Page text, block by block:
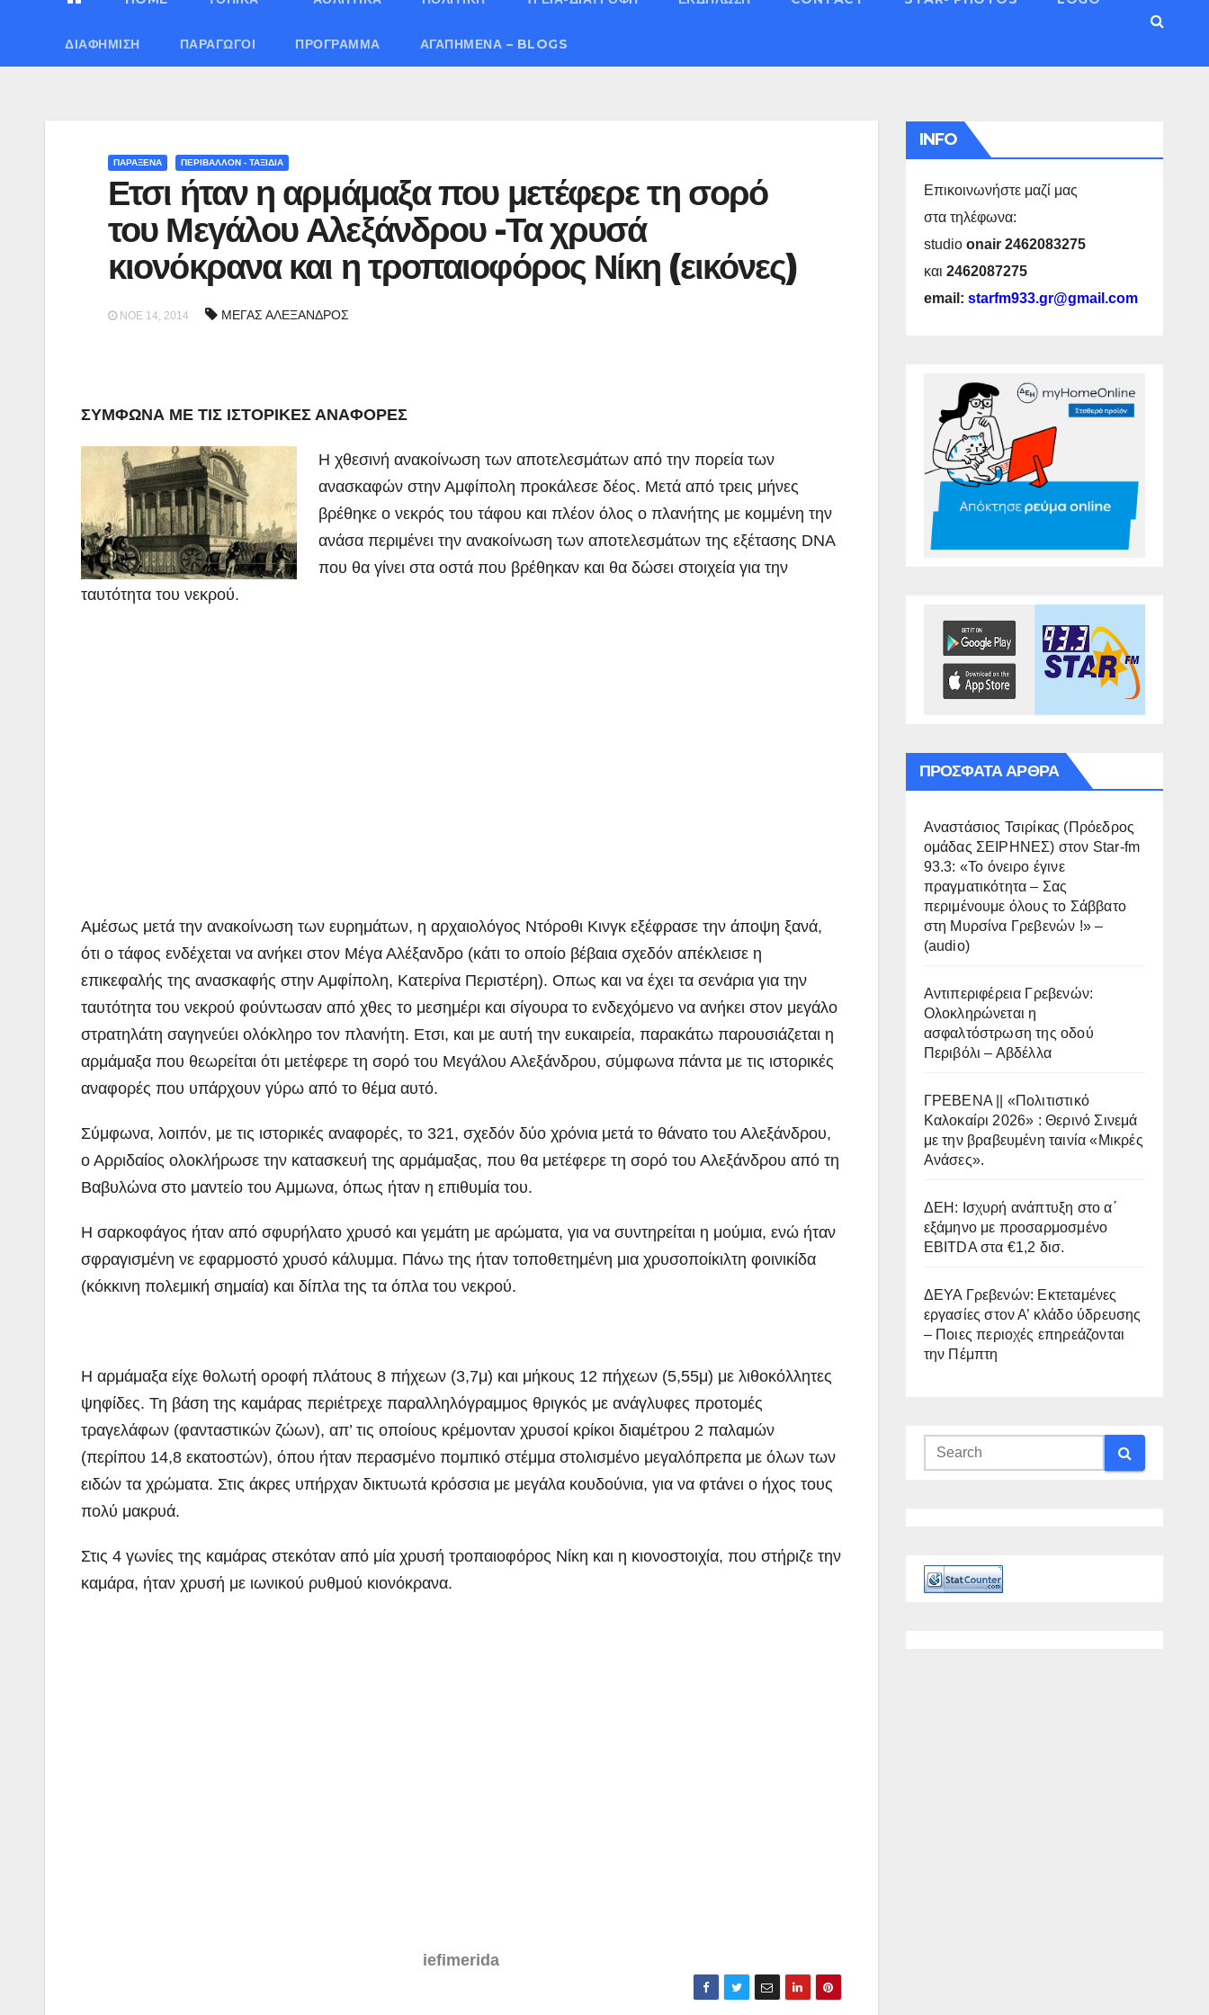
ΔΙΑΦΉΜΙΣΗ ΠΑΡΑΓΩΓΟΊ ΠΡΌΓΡΑΜΜΑ ΑΓΑΠΗΜΈΝΑ – BLOGS
ΠΑΡΑΞΕΝΑ ΠΕΡΙΒΑΛΛΟΝ - ΤΑΞΙΔΙΑ
Ετσι ήταν η αρμάμαξα που μετέφερε τη σορό
του Μεγάλου Αλεξάνδρου -Τα χρυσά
κιονόκρανα και η τροπαιοφόρος Νίκη (εικόνες)
ΝΟΈ 14, 2014 ΜΕΓΑΣ ΑΛΕΞΑΝΔΡΟΣ
ΣΥΜΦΩΝΑ ΜΕ ΤΙΣ ΙΣΤΟΡΙΚΕΣ ΑΝΑΦΟΡΕΣ
Η χθεσινή ανακοίνωση των αποτελεσμάτων από την πορεία των
ανασκαφών στην Αμφίπολη προκάλεσε δέος. Μετά από τρεις μήνες
βρέθηκε ο νεκρός του τάφου και πλέον όλος ο πλανήτης με κομμένη την
ανάσα περιμένει την ανακοίνωση των αποτελεσμάτων της εξέτασης DNA
που θα γίνει στα οστά που βρέθηκαν και θα δώσει στοιχεία για την
ταυτότητα του νεκρού.
Αμέσως μετά την ανακοίνωση των ευρημάτων, η αρχαιολόγος Ντόροθι Κινγκ εξέφρασε την άποψη ξανά,
ότι ο τάφος ενδέχεται να ανήκει στον Μέγα Αλέξανδρο (κάτι το οποίο βέβαια σχεδόν απέκλεισε η
επικεφαλής της ανασκαφής στην Αμφίπολη, Κατερίνα Περιστέρη). Οπως και να έχει τα σενάρια για την
ταυτότητα του νεκρού φούντωσαν από χθες το μεσημέρι και σίγουρα το ενδεχόμενο να ανήκει στον μεγάλο
στρατηλάτη σαγηνεύει ολόκληρο τον πλανήτη. Ετσι, και με αυτή την ευκαιρεία, παρακάτω παρουσιάζεται η
αρμάμαξα που θεωρείται ότι μετέφερε τη σορό του Μεγάλου Αλεξάνδρου, σύμφωνα πάντα με τις ιστορικές
αναφορές που υπάρχουν γύρω από το θέμα αυτό.
Σύμφωνα, λοιπόν, με τις ιστορικές αναφορές, το 321, σχεδόν δύο χρόνια μετά το θάνατο του Αλεξάνδρου,
ο Αρριδαίος ολοκλήρωσε την κατασκευή της αρμάμαξας, που θα μετέφερε τη σορό του Αλεξάνδρου από τη
Βαβυλώνα στο μαντείο του Αμμωνα, όπως ήταν η επιθυμία του.
Η σαρκοφάγος ήταν από σφυρήλατο χρυσό και γεμάτη με αρώματα, για να συντηρείται η μούμια, ενώ ήταν
σφραγισμένη νε εφαρμοστό χρυσό κάλυμμα. Πάνω της ήταν τοποθετημένη μια χρυσοποίκιλτη φοινικίδα
(κόκκινη πολεμική σημαία) και δίπλα της τα όπλα του νεκρού.
Η αρμάμαξα είχε θολωτή οροφή πλάτους 8 πήχεων (3,7μ) και μήκους 12 πήχεων (5,55μ) με λιθοκόλλητες
ψηφίδες. Τη βάση της καμάρας περιέτρεχε παραλληλόγραμμος θριγκός με ανάγλυφες προτομές
τραγελάφων (φανταστικών ζώων), απ’ τις οποίους κρέμονταν χρυσοί κρίκοι διαμέτρου 2 παλαμών
(περίπου 14,8 εκατοστών), όπου ήταν περασμένο πομπικό στέμμα στολισμένο μεγαλόπρεπα με όλων των
ειδών τα χρώματα. Στις άκρες υπήρχαν δικτυωτά κρόσσια με μεγάλα κουδούνια, για να φτάνει ο ήχος τους
πολύ μακρυά.
Στις 4 γωνίες της καμάρας στεκόταν από μία χρυσή τροπαιοφόρος Νίκη και η κιονοστοιχία, που στήριζε την
καμάρα, ήταν χρυσή με ιωνικού ρυθμού κιονόκρανα.
iefimerida
INFO
Επικοινωνήστε μαζί μας
στα τηλέφωνα:
studio onair 2462083275
και 2462087275
email: starfm933.gr@gmail.com
ΠΡΌΣΦΑΤΑ ΆΡΘΡΑ
Αναστάσιος Τσιρίκας (Πρόεδρος
ομάδας ΣΕΙΡΗΝΕΣ) στον Star-fm
93.3: «Το όνειρο έγινε
πραγματικότητα – Σας
περιμένουμε όλους το Σάββατο
στη Μυρσίνα Γρεβενών !» –
(audio)
Αντιπεριφέρεια Γρεβενών:
Ολοκληρώνεται η
ασφαλτόστρωση της οδού
Περιβόλι – Αβδέλλα
ΓΡΕΒΕΝΑ || «Πολιτιστικό
Καλοκαίρι 2026» : Θερινό Σινεμά
με την βραβευμένη ταινία «Μικρές
Ανάσες».
ΔΕΗ: Ισχυρή ανάπτυξη στο α΄
εξάμηνο με προσαρμοσμένο
EBITDA στα €1,2 δισ.
ΔΕΥΑ Γρεβενών: Εκτεταμένες
εργασίες στον Α’ κλάδο ύδρευσης
– Ποιες περιοχές επηρεάζονται
την Πέμπτη